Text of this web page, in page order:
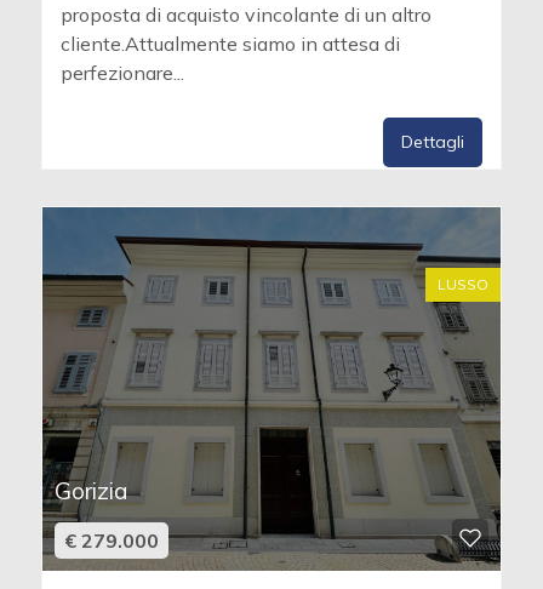
proposta di acquisto vincolante di un altro
cliente.Attualmente siamo in attesa di
perfezionare...
Dettagli
LUSSO
Gorizia
€ 279.000